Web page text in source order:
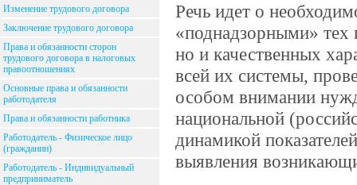
Изменение трудового договора
Заключение трудового договора
Права и обязанности сторон
трудового договора в налоговых
правоотношениях
Основные права и обязанности
работодателя
Права и обязанности работника
Работодатель - Физическое лицо
(гражданин)
Работодатель - Индивидуальный
предприниматель
Речь идет о
«поднадзорными» тех
но и качественных
всей их системы,
особом внимании
национальной
динамикой
выявления